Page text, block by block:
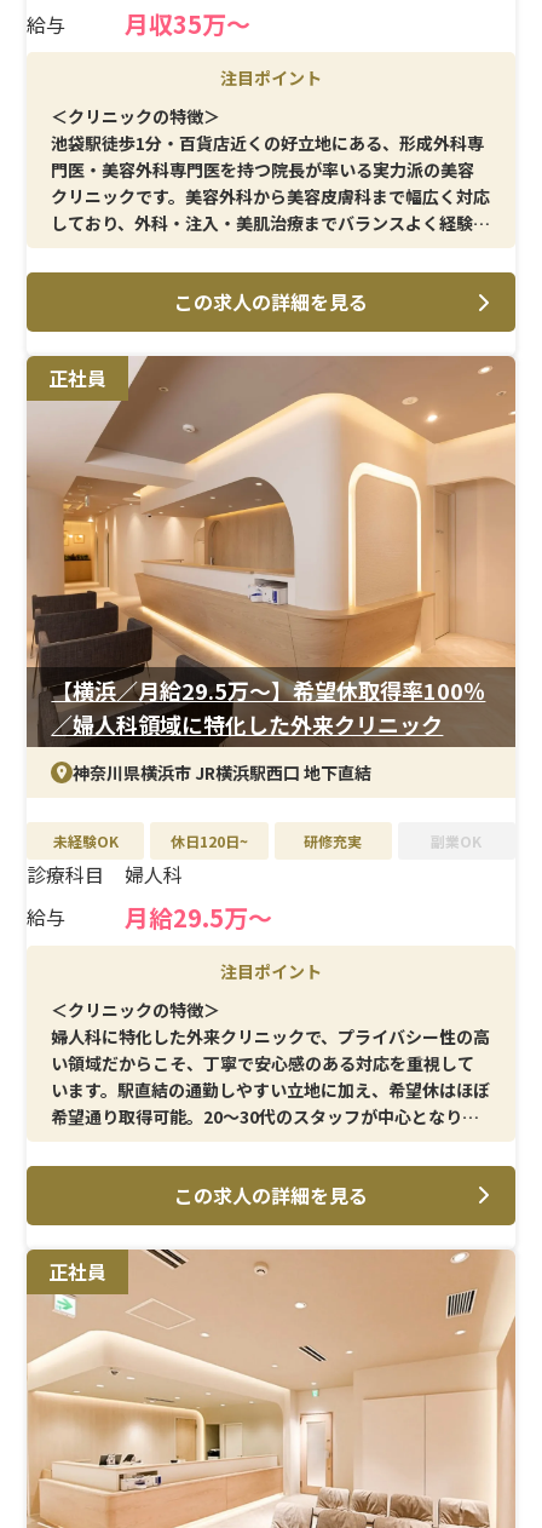
給与 月収35万〜
注目ポイント
＜クリニックの特徴＞
池袋駅徒歩1分・百貨店近くの好立地にある、形成外科専
門医・美容外科専門医を持つ院長が率いる実力派の美容
クリニックです。美容外科から美容皮膚科まで幅広く対応
しており、外科・注入・美肌治療までバランスよく経験を
積める環境です。平均年齢も30代前半と比較的若く、ス
タッフ間のコミュニケーションも取りやすい雰囲気です。
＜メイン施術＞
フェイスリフトをはじめ、脂肪吸引・注入、二重、豊胸
などの美容外科オペ介助のほか、レーザー・美容点滴・
スキン施術など美容皮膚科領域も幅広く担当できます。
「外科だけ」「皮膚科だけ」ではなく、総合的に美容看
護師として成長したい方に最適な環境です。
＜待遇＞
賞与・報奨金制度あり。有給消化率100％で、残業も月10
時間以内と少なめです。社員割引制度もあり、自分自身の
美容も楽しみながら働ける環境です。
この求人の詳細を見る
正社員
【横浜／月給29.5万〜】希望休取得率100％
／婦人科領域に特化した外来クリニック
神奈川県横浜市 JR横浜駅西口 地下直結
未経験OK 休日120日~ 研修充実 副業OK
診療科目
婦人科
給与
月給29.5万〜
注目ポイント
＜クリニックの特徴＞
婦人科に特化した外来クリニックで、プライバシー性の高
い領域だからこそ、丁寧で安心感のある対応を重視して
います。駅直結の通勤しやすい立地に加え、希望休はほぼ
希望通り取得可能。20〜30代のスタッフが中心となり、
協力しながら働ける環境です。
超音波エコー／子宮頸がん検査／膣培養／クラミジア・
淋菌検査／ポリープ切除／バルトリン腺穿刺／中絶・流
産手術／ピル処方関連（アフターピル・月経移動・
OC/LEP）など
＜研修制度＞
スタッフの多くが婦人科未経験からのスタートで、系列院
での研修体制が整っています。入職後は専任の教育担当が
つき、段階的にスキルを習得できる環境です。独り立ちま
でしっかりフォローがあるため、安心して業務に慣れて
いくことができます。
この求人の詳細を見る
正社員